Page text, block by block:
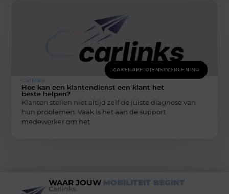
ZAKELIJKE DIENSTVERLENING
Carlinks
Hoe kan een klantendienst een klant het
beste helpen?
Klanten stellen niet altijd zelf de juiste diagnose van
hun problemen. Vaak is het aan de support
medewerker om het
WAAR JOUW MOBILITEIT BEGINT
Carlinks